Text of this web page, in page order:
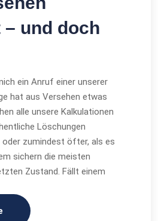
und doch
ein Anruf einer unserer
hat aus Versehen etwas
alle unsere Kalkulationen
Löschungen
zumindest öfter, als es
sichern die meisten
Zustand. Fällt einem